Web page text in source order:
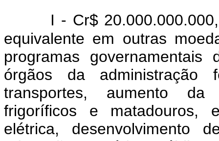
I - Cr$
equivalente em outras
programas
órgãos da administração
transportes, aumento da
frigoríficos e matadouros,
elétrica, desenvolvimento